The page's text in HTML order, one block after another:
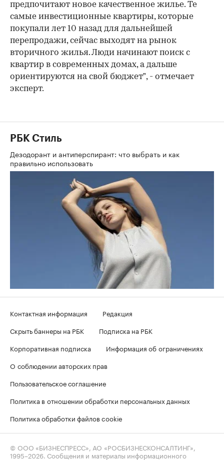
предпочитают новое качественное жилье. Те
самые инвестиционные квартиры, которые
покупали лет 10 назад для дальнейшей
перепродажи, сейчас выходят на рынок
вторичного жилья. Люди начинают поиск с
квартир в современных домах, а дальше
ориентируются на свой бюджет”, - отмечает
эксперт.
РБК Стиль
Дезодорант и антиперспирант: что выбрать и как
правильно использовать
Контактная информация
Редакция
Скрыть баннеры на РБК
Подписка на РБК
Корпоративная подписка
Информация об ограничениях
О соблюдении авторских прав
Пользовательское соглашение
Политика в отношении обработки персональных данных
Политика обработки файлов cookie
© ООО «БИЗНЕСПРЕСС», АО «РОСБИЗНЕСКОНСАЛТИНГ»,
1995–2026. Сообщения и материалы информационного